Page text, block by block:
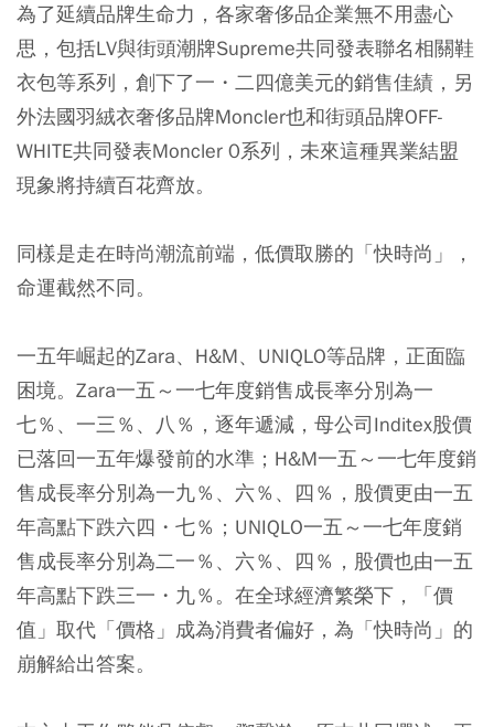
為了延續品牌生命力，各家奢侈品企業無不用盡心
思，包括LV與街頭潮牌Supreme共同發表聯名相關鞋
衣包等系列，創下了一・二四億美元的銷售佳績，另
外法國羽絨衣奢侈品牌Moncler也和街頭品牌OFF-
WHITE共同發表Moncler 0系列，未來這種異業結盟
現象將持續百花齊放。
同樣是走在時尚潮流前端，低價取勝的「快時尚」，
命運截然不同。
一五年崛起的Zara、H&M、UNIQLO等品牌，正面臨
困境。Zara一五～一七年度銷售成長率分別為一
七％、一三％、八％，逐年遞減，母公司Inditex股價
已落回一五年爆發前的水準；H&M一五～一七年度銷
售成長率分別為一九％、六％、四％，股價更由一五
年高點下跌六四・七％；UNIQLO一五～一七年度銷
售成長率分別為二一％、六％、四％，股價也由一五
年高點下跌三一・九％。在全球經濟繁榮下，「價
值」取代「價格」成為消費者偏好，為「快時尚」的
崩解給出答案。